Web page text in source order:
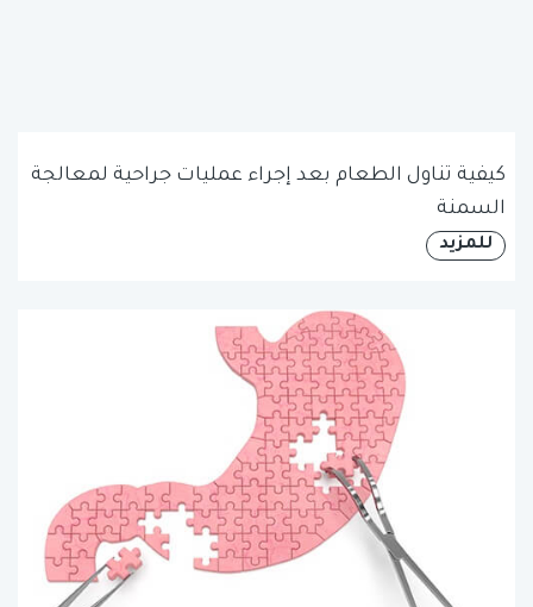
كيفية تناول الطعام بعد إجراء عمليات جراحية لمعالجة
السمنة
للمزيد